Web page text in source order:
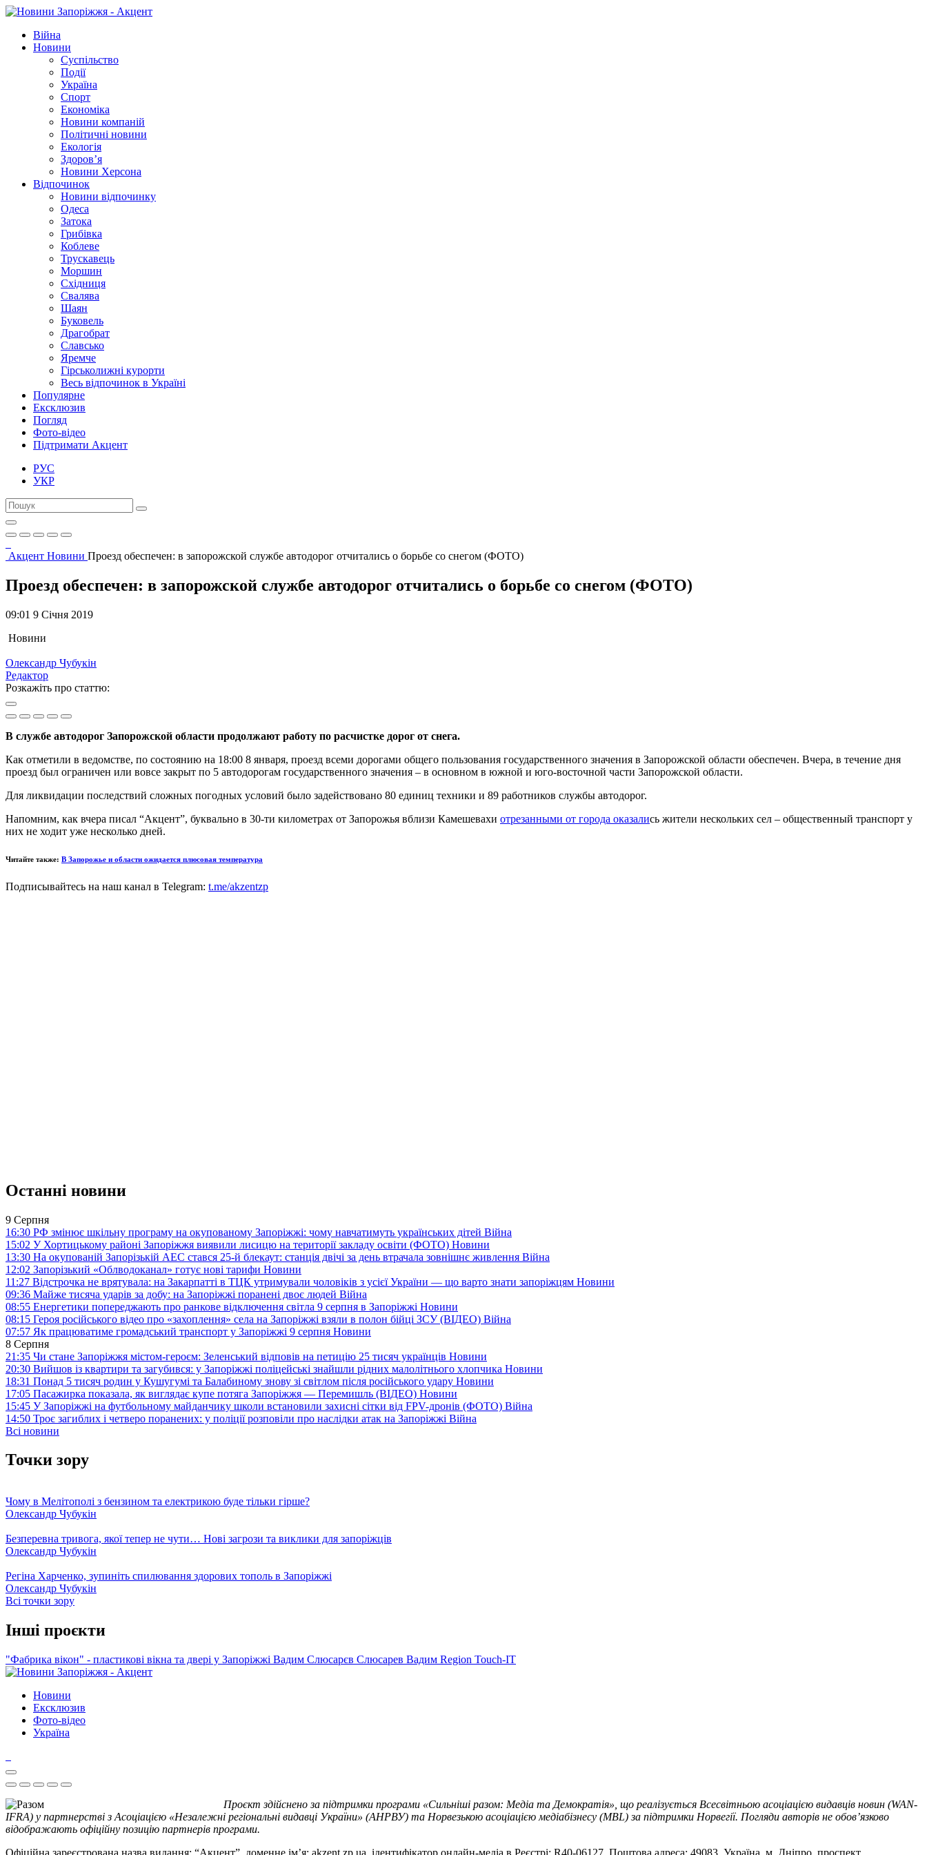
Війна
Новини
Суспільство
Події
Україна
Спорт
Економіка
Новини компаній
Політичні новини
Екологія
Здоров’я
Новини Херсона
Відпочинок
Новини відпочинку
Одеса
Затока
Грибівка
Коблеве
Трускавець
Моршин
Східниця
Свалява
Шаян
Буковель
Драгобрат
Славсько
Яремче
Гірськолижні курорти
Весь відпочинок в Україні
Популярне
Ексклюзив
Погляд
Фото-відео
Підтримати Акцент
РУС
УКР
Акцент Новини Проезд обеспечен: в запорожской службе автодорог отчитались о борьбе со снегом (ФОТО)
Проезд обеспечен: в запорожской службе автодорог отчитались о борьбе со снегом (ФОТО)
09:01 9 Січня 2019
Новини
Олександр Чубукін
Редактор
Розкажіть про статтю:
В службе автодорог Запорожской области продолжают работу по расчистке дорог от снега.
Как отметили в ведомстве, по состоянию на 18:00 8 января, проезд всеми дорогами общего пользования государственного значения в Запорожской области обеспечен. Вчера, в течение дня
проезд был ограничен или вовсе закрыт по 5 автодорогам государственного значения – в основном в южной и юго-восточной части Запорожской области.
Для ликвидации последствий сложных погодных условий было задействовано 80 единиц техники и 89 работников службы автодорог.
Напомним, как вчера писал “Акцент”, буквально в 30-ти километрах от Запорожья вблизи Камешевахи отрезанными от города оказались жители нескольких сел – общественный транспорт у
них не ходит уже несколько дней.
Читайте также: В Запорожье и области ожидается плюсовая температура
Подписывайтесь на наш канал в Telegram: t.me/akzentzp
Останні новини
9 Серпня
16:30 РФ змінює шкільну програму на окупованому Запоріжжі: чому навчатимуть українських дітей Війна
15:02 У Хортицькому районі Запоріжжя виявили лисицю на території закладу освіти (ФОТО) Новини
13:30 На окупованій Запорізькій АЕС стався 25-й блекаут: станція двічі за день втрачала зовнішнє живлення Війна
12:02 Запорізький «Облводоканал» готує нові тарифи Новини
11:27 Відстрочка не врятувала: на Закарпатті в ТЦК утримували чоловіків з усієї України — що варто знати запоріжцям Новини
09:36 Майже тисяча ударів за добу: на Запоріжжі поранені двоє людей Війна
08:55 Енергетики попереджають про ранкове відключення світла 9 серпня в Запоріжжі Новини
08:15 Героя російського відео про «захоплення» села на Запоріжжі взяли в полон бійці ЗСУ (ВІДЕО) Війна
07:57 Як працюватиме громадський транспорт у Запоріжжі 9 серпня Новини
8 Серпня
21:35 Чи стане Запоріжжя містом-героєм: Зеленський відповів на петицію 25 тисяч українців Новини
20:30 Вийшов із квартири та загубився: у Запоріжжі поліцейські знайшли рідних малолітнього хлопчика Новини
18:31 Понад 5 тисяч родин у Кушугумі та Балабиному знову зі світлом після російського удару Новини
17:05 Пасажирка показала, як виглядає купе потяга Запоріжжя — Перемишль (ВІДЕО) Новини
15:45 У Запоріжжі на футбольному майданчику школи встановили захисні сітки від FPV-дронів (ФОТО) Війна
14:50 Троє загиблих і четверо поранених: у поліції розповіли про наслідки атак на Запоріжжі Війна
Всі новини
Точки зору
Чому в Мелітополі з бензином та електрикою буде тільки гірше?
Олександр Чубукін
Безперевна тривога, якої тепер не чути… Нові загрози та виклики для запоріжців
Олександр Чубукін
Регіна Харченко, зупиніть спилювання здорових тополь в Запоріжжі
Олександр Чубукін
Всі точки зору
Інші проєкти
"Фабрика вікон" - пластикові вікна та двері у Запоріжжі Вадим Слюсарєв Слюсарев Вадим Region Touch-IT
Новини
Ексклюзив
Фото-відео
Україна
Проєкт здійснено за підтримки програми «Сильніші разом: Медіа та Демократія», що реалізується Всесвітньою асоціацією видавців новин (WAN-
IFRA) у партнерстві з Асоціацією «Незалежні регіональні видавці України» (АНРВУ) та Норвезькою асоціацією медіабізнесу (MBL) за підтримки Норвегії. Погляди авторів не обов’язково
відображають офіційну позицію партнерів програми.